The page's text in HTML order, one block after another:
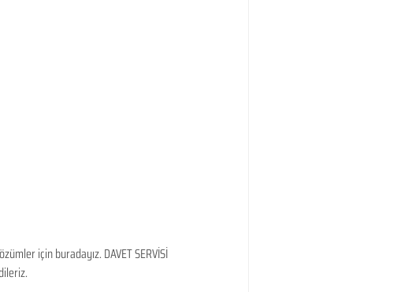
için buradayız. DAVET SERVİSİ